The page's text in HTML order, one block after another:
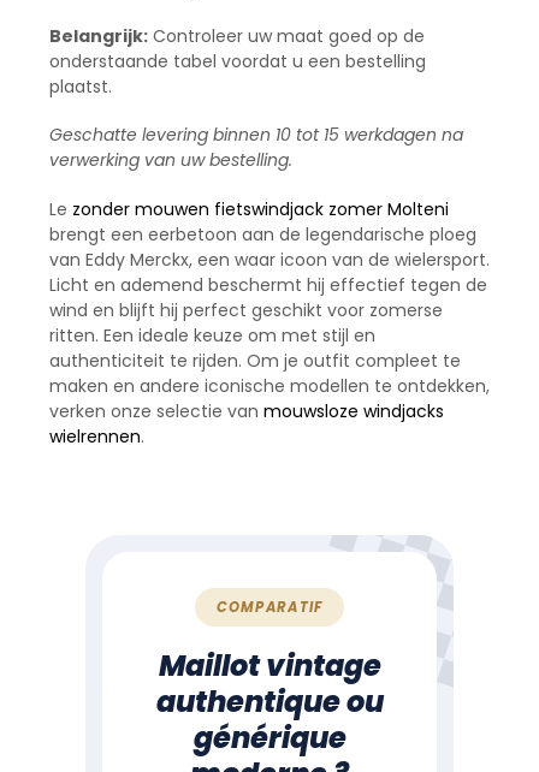
Belangrijk: Controleer uw maat goed op de
onderstaande tabel voordat u een bestelling
plaatst.
Geschatte levering binnen 10 tot 15 werkdagen na
verwerking van uw bestelling.
Le zonder mouwen fietswindjack zomer Molteni
brengt een eerbetoon aan de legendarische ploeg
van Eddy Merckx, een waar icoon van de wielersport.
Licht en ademend beschermt hij effectief tegen de
wind en blijft hij perfect geschikt voor zomerse
ritten. Een ideale keuze om met stijl en
authenticiteit te rijden. Om je outfit compleet te
maken en andere iconische modellen te ontdekken,
verken onze selectie van mouwsloze windjacks
wielrennen.
COMPARATIF
Maillot vintage
authentique ou
générique